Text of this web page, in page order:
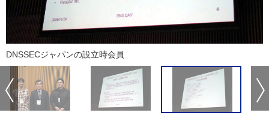
DNSSECジャパンの設立時会員